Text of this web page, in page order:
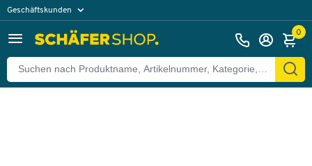
Geschäftskunden
0
Zurück